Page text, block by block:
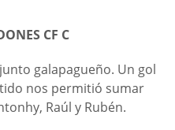
CF C
galapagueño. Un gol
nos permitió sumar
Raúl y Rubén.